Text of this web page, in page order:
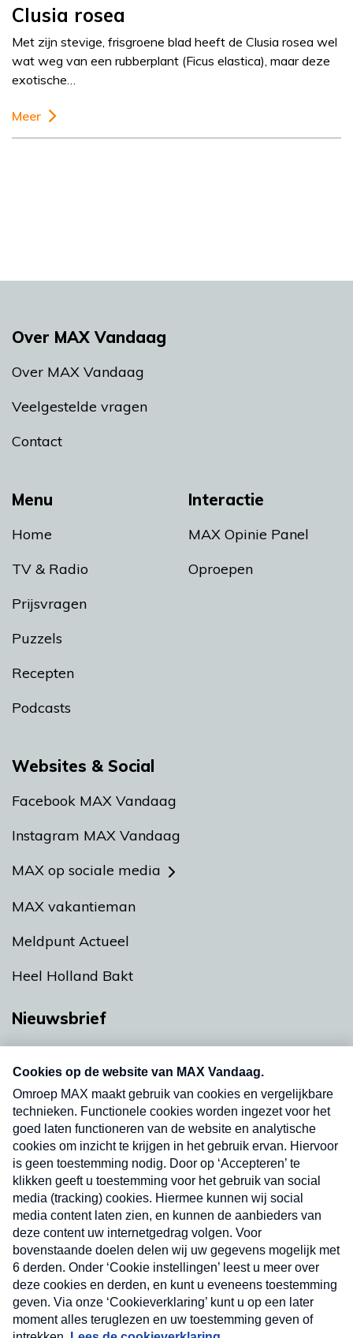
Clusia rosea
Met zijn stevige, frisgroene blad heeft de Clusia rosea wel
wat weg van een rubberplant (Ficus elastica), maar deze
exotische…
Meer
Menu
Home
TV & Radio
Prijsvragen
Puzzels
Recepten
Podcasts
Interactie
MAX Opinie Panel
Oproepen
Over MAX Vandaag
Over MAX Vandaag
Veelgestelde vragen
Contact
Websites & Social
Facebook MAX Vandaag
Instagram MAX Vandaag
MAX op sociale media
MAX vakantieman
Meldpunt Actueel
Heel Holland Bakt
Nieuwsbrief
nieuwsbrief. Elke vrijdag- en dinsdagochtend in
uw mailbox.
Verzend
Nieuwsbrief
Neem hier een gratis abonnement op onze
nieuwsbrief. Elke vrijdag- en dinsdagochtend in uw